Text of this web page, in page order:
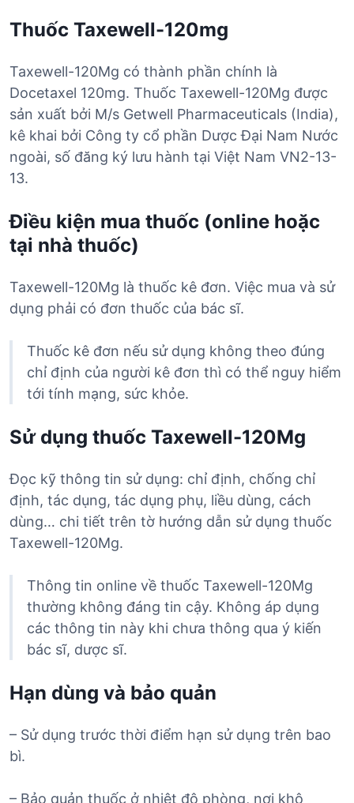
Thuốc Taxewell-120mg
Taxewell-120Mg có thành phần chính là
Docetaxel 120mg. Thuốc Taxewell-120Mg được
sản xuất bởi M/s Getwell Pharmaceuticals (India),
kê khai bởi Công ty cổ phần Dược Đại Nam Nước
ngoài, số đăng ký lưu hành tại Việt Nam VN2-13-
13.
Điều kiện mua thuốc (online hoặc
tại nhà thuốc)
Taxewell-120Mg là thuốc kê đơn. Việc mua và sử
dụng phải có đơn thuốc của bác sĩ.
Thuốc kê đơn nếu sử dụng không theo đúng
chỉ định của người kê đơn thì có thể nguy hiểm
tới tính mạng, sức khỏe.
Sử dụng thuốc Taxewell-120Mg
Đọc kỹ thông tin sử dụng: chỉ định, chống chỉ
định, tác dụng, tác dụng phụ, liều dùng, cách
dùng… chi tiết trên tờ hướng dẫn sử dụng thuốc
Taxewell-120Mg.
Thông tin online về thuốc Taxewell-120Mg
thường không đáng tin cậy. Không áp dụng
các thông tin này khi chưa thông qua ý kiến
bác sĩ, dược sĩ.
Hạn dùng và bảo quản
– Sử dụng trước thời điểm hạn sử dụng trên bao
bì.
– Bảo quản thuốc ở nhiệt độ phòng, nơi khô